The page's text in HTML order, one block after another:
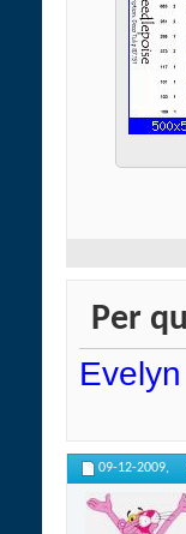
Per
09-12-2009,